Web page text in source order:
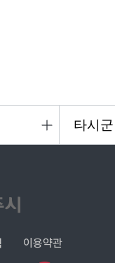
이용약관